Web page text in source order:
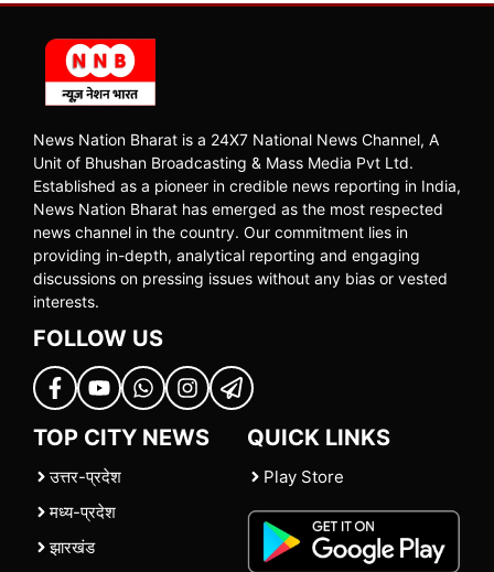
News Nation Bharat is a 24X7 National News Channel, A
Unit of Bhushan Broadcasting & Mass Media Pvt Ltd.
Established as a pioneer in credible news reporting in India,
News Nation Bharat has emerged as the most respected
news channel in the country. Our commitment lies in
providing in-depth, analytical reporting and engaging
discussions on pressing issues without any bias or vested
interests.
FOLLOW US
TOP CITY NEWS
उत्तर-प्रदेश
मध्य-प्रदेश
झारखंड
QUICK LINKS
Play Store